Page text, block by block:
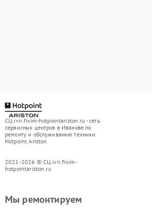
СЦ ivn.fixim-hotpointariston.ru - сеть
сервисных центров в Иванове по
ремонту и обслуживанию техники
Hotpoint Ariston
2021-2026 © СЦ ivn.fixim-
hotpointariston.ru
Мы ремонтируем